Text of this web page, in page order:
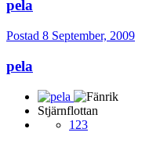
pela
Postad 8 September, 2009
pela
Stjärnflottan
123